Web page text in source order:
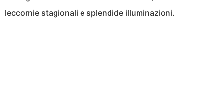
leccornie stagionali e splendide illuminazioni.